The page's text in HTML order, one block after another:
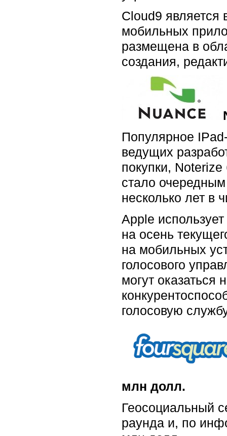
Cloud9 является
мобильных
размещена в
создания,
Популярное
ведущих
покупки,
стало
несколько лет в
Apple
на осень
на мобильных
голосового
могут оказаться
голосовую
млн долл.
Геосоциальный
раунда и, по